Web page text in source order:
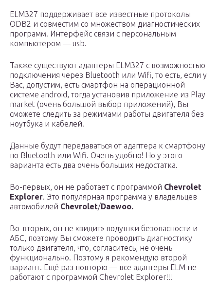
ELM327 поддерживает все известные протоколы
ODB2 и совместим со множеством диагностических
программ. Интерфейс связи с персональным
компьютером — usb.
Также существуют адаптеры ELM327 c возможностью
подключения через Bluetooth или Wifi, то есть, если у
Вас, допустим, есть смартфон на операционной
системе android, тогда установив приложение из Play
market (очень большой выбор приложений), Вы
сможете следить за режимами работы двигателя без
ноутбука и кабелей.
Данные будут передаваться от адаптера к смартфону
по Bluetooth или Wifi. Очень удобно! Но у этого
варианта есть два очень больших недостатка.
Во-первых, он не работает с программой Chevrolet
Explorer. Это популярная программа у владельцев
автомобилей Chevrolet/Daewoo.
Во-вторых, он не «видит» подушки безопасности и
АБС, поэтому Вы сможете проводить диагностику
только двигателя, что, согласитесь, не очень
функционально. Поэтому я рекомендую второй
вариант. Ещё раз повторю — все адаптеры ELM не
работают с программой Chevrolet Explorer!!!